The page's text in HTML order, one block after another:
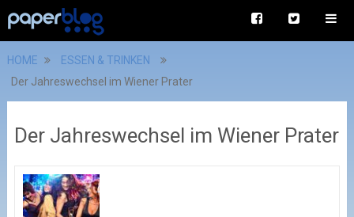
HOME
ESSEN & TRINKEN
Der Jahreswechsel im Wiener Prater
Der Jahreswechsel im Wiener Prater